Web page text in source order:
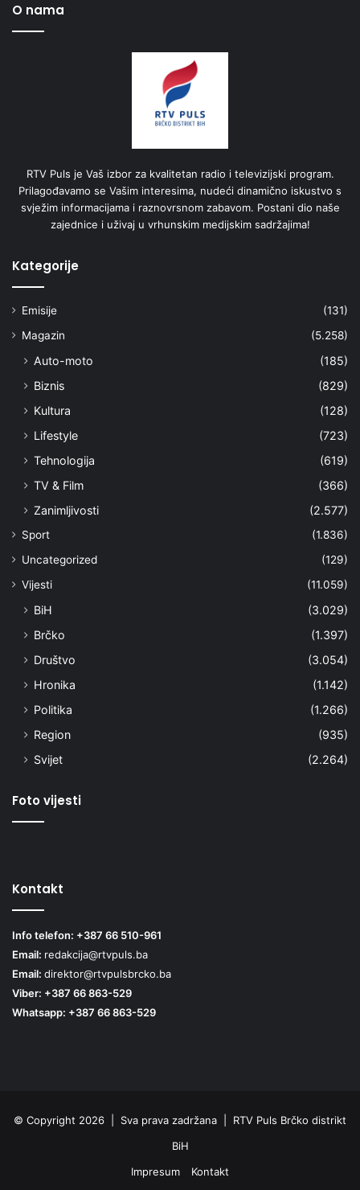
O nama
RTV Puls je Vaš izbor za kvalitetan radio i televizijski program.
Prilagođavamo se Vašim interesima, nudeći dinamično iskustvo s
svježim informacijama i raznovrsnom zabavom. Postani dio naše
zajednice i uživaj u vrhunskim medijskim sadržajima!
Kategorije
Emisije
(131)
Magazin
(5.258)
Auto-moto
(185)
Biznis
(829)
Kultura
(128)
Lifestyle
(723)
Tehnologija
(619)
TV & Film
(366)
Zanimljivosti
(2.577)
Sport
(1.836)
Uncategorized
(129)
Vijesti
(11.059)
BiH
(3.029)
Brčko
(1.397)
Društvo
(3.054)
Hronika
(1.142)
Politika
(1.266)
Region
(935)
Svijet
(2.264)
Foto vijesti
Kontakt
Info telefon: +387 66 510-961
Email: redakcija@rtvpuls.ba
Email: direktor@rtvpulsbrcko.ba
Viber: +387 66 863-529
Whatsapp: +387 66 863-529
© Copyright 2026 | Sva prava zadržana | RTV Puls Brčko distrikt
BiH
Impresum
Kontakt